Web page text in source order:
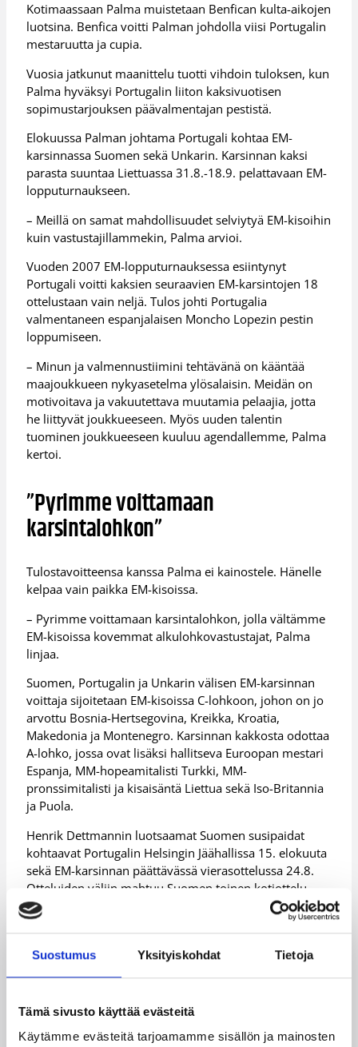
Suostumus Yksityiskohdat Tietoja
Tämä sivusto käyttää evästeitä
Käytämme evästeitä tarjoamamme sisällön ja mainosten
Kotimaassaan Palma muistetaan Benfican kulta-aikojen
luotsina. Benfica voitti Palman johdolla viisi Portugalin
mestaruutta ja cupia.
Vuosia jatkunut maanittelu tuotti vihdoin tuloksen, kun
Palma hyväksyi Portugalin liiton kaksivuotisen
sopimustarjouksen päävalmentajan pestistä.
Elokuussa Palman johtama Portugali kohtaa EM-
karsinnassa Suomen sekä Unkarin. Karsinnan kaksi
parasta suuntaa Liettuassa 31.8.-18.9. pelattavaan EM-
lopputurnaukseen.
– Meillä on samat mahdollisuudet selviytyä EM-kisoihin
kuin vastustajillammekin, Palma arvioi.
Vuoden 2007 EM-lopputurnauksessa esiintynyt
Portugali voitti kaksien seuraavien EM-karsintojen 18
ottelustaan vain neljä. Tulos johti Portugalia
valmentaneen espanjalaisen Moncho Lopezin pestin
loppumiseen.
– Minun ja valmennustiimini tehtävänä on kääntää
maajoukkueen nykyasetelma ylösalaisin. Meidän on
motivoitava ja vakuutettava muutamia pelaajia, jotta
he liittyvät joukkueeseen. Myös uuden talentin
tuominen joukkueeseen kuuluu agendallemme, Palma
kertoi.
”Pyrimme voittamaan
karsintalohkon”
Tulostavoitteensa kanssa Palma ei kainostele. Hänelle
kelpaa vain paikka EM-kisoissa.
– Pyrimme voittamaan karsintalohkon, jolla vältämme
EM-kisoissa kovemmat alkulohkovastustajat, Palma
linjaa.
Suomen, Portugalin ja Unkarin välisen EM-karsinnan
voittaja sijoitetaan EM-kisoissa C-lohkoon, johon on jo
arvottu Bosnia-Hertsegovina, Kreikka, Kroatia,
Makedonia ja Montenegro. Karsinnan kakkosta odottaa
A-lohko, jossa ovat lisäksi hallitseva Euroopan mestari
Espanja, MM-hopeamitalisti Turkki, MM-
pronssimitalisti ja kisaisäntä Liettua sekä Iso-Britannia
ja Puola.
Henrik Dettmannin luotsaamat Suomen susipaidat
kohtaavat Portugalin Helsingin Jäähallissa 15. elokuuta
sekä EM-karsinnan päättävässä vierasottelussa 24.8.
Otteluiden väliin mahtuu Suomen toinen kotiottelu,
niin ikään Helsingin Jäähallin siirtoparketilla
tömisteltävä taisto Unkaria vastaan 20.8. Molemmat
Päivitetty04.04.2011